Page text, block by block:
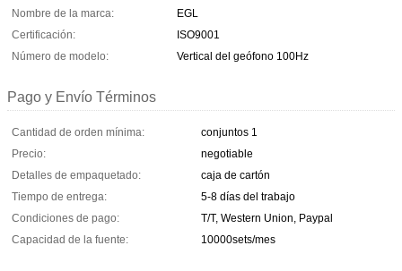
Nombre de la marca:
EGL
Certificación:
ISO9001
Número de modelo:
Vertical del geófono 100Hz
Pago y Envío Términos
Cantidad de orden mínima:
conjuntos 1
Precio:
negotiable
Detalles de empaquetado:
caja de cartón
Tiempo de entrega:
5-8 días del trabajo
Condiciones de pago:
T/T, Western Union, Paypal
Capacidad de la fuente:
10000sets/mes